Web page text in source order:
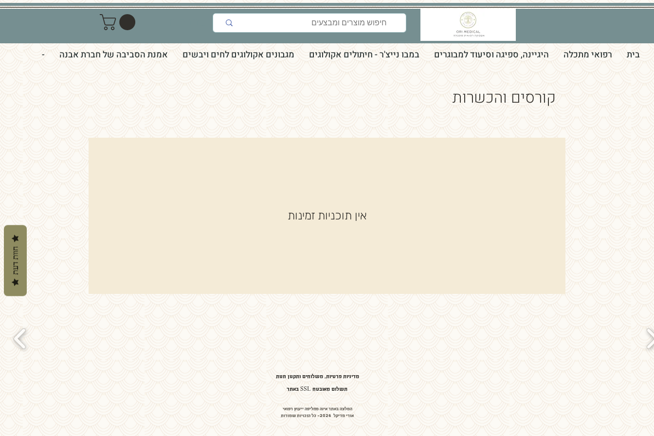
בית רפואי מתכלה היגיינה, ספיגה וסיעוד למבוגרים במבו נייצ'ר - חיתולים אקולוגים מגבונים אקולוגים לחים ויבשים אמנת הסביבה של חברת אבנה -
קורסים והכשרות
אין תוכניות זמינות
באתר SSL תשלום מאובטח
מדיניות פרטיות, משלוחים ותקנון חנות
המלצה באתר אינה מחליפה ייעוץ רפואי
אורי מדיקל 2026- כל הזכויות שמורות
חוות דעת